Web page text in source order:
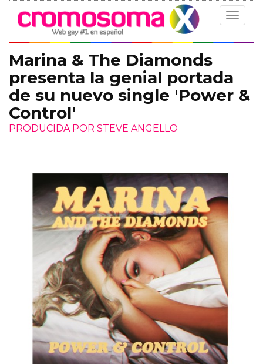
Toggle
Marina & The Diamonds
presenta la genial portada
de su nuevo single 'Power &
Control'
PRODUCIDA POR STEVE ANGELLO